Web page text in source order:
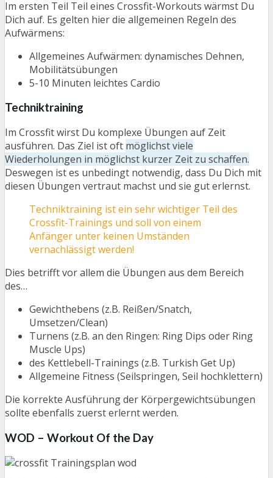
Im ersten Teil Teil eines Crossfit-Workouts wärmst Du
Dich auf. Es gelten hier die allgemeinen Regeln des
Aufwärmens:
Allgemeines Aufwärmen: dynamisches Dehnen,
Mobilitätsübungen
5-10 Minuten leichtes Cardio
Techniktraining
Im Crossfit wirst Du komplexe Übungen auf Zeit
ausführen. Das Ziel ist oft möglichst viele
Wiederholungen in möglichst kurzer Zeit zu schaffen.
Deswegen ist es unbedingt notwendig, dass Du Dich mit
diesen Übungen vertraut machst und sie gut erlernst.
Techniktraining ist ein sehr wichtiger Teil des
Crossfit-Trainings und soll von einem
Anfänger unter keinen Umständen
vernachlässigt werden!
Dies betrifft vor allem die Übungen aus dem Bereich
des…
Gewichthebens (z.B. Reißen/Snatch,
Umsetzen/Clean)
Turnens (z.B. an den Ringen: Ring Dips oder Ring
Muscle Ups)
des Kettlebell-Trainings (z.B. Turkish Get Up)
Allgemeine Fitness (Seilspringen, Seil hochklettern)
Die korrekte Ausführung der Körpergewichtsübungen
sollte ebenfalls zuerst erlernt werden.
WOD – Workout Of the Day